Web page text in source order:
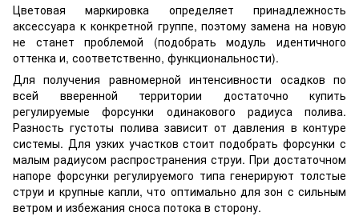
Цветовая маркировка определяет принадлежность
аксессуара к конкретной группе, поэтому замена на новую
не станет проблемой (подобрать модуль идентичного
оттенка и, соответственно, функциональности).
Для получения равномерной интенсивности осадков по
всей вверенной территории достаточно купить
регулируемые форсунки одинакового радиуса полива.
Разность густоты полива зависит от давления в контуре
системы. Для узких участков стоит подобрать форсунки с
малым радиусом распространения струи. При достаточном
напоре форсунки регулируемого типа генерируют толстые
струи и крупные капли, что оптимально для зон с сильным
ветром и избежания сноса потока в сторону.